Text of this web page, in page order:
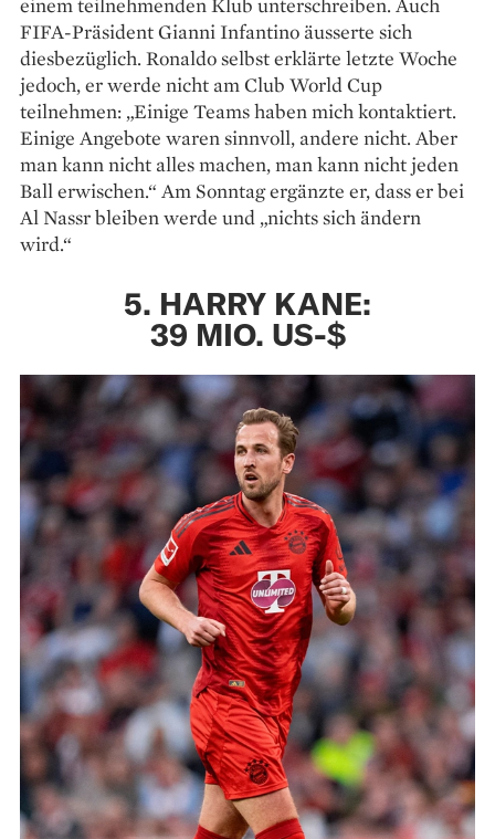
FIFA-Präsident Gianni Infantino äusserte sich
diesbezüglich. Ronaldo selbst erklärte letzte Woche
jedoch, er werde nicht am Club World Cup
teilnehmen: „Einige Teams haben mich kontaktiert.
Einige Angebote waren sinnvoll, andere nicht. Aber
man kann nicht alles machen, man kann nicht jeden
Ball erwischen.“ Am Sonntag ergänzte er, dass er bei
Al Nassr bleiben werde und „nichts sich ändern
wird.“
5. HARRY KANE:
39 MIO. US-$